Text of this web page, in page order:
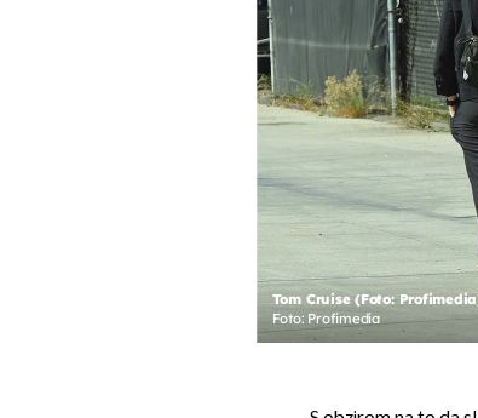
Tom Cruise (Foto:
Foto: Profimedia